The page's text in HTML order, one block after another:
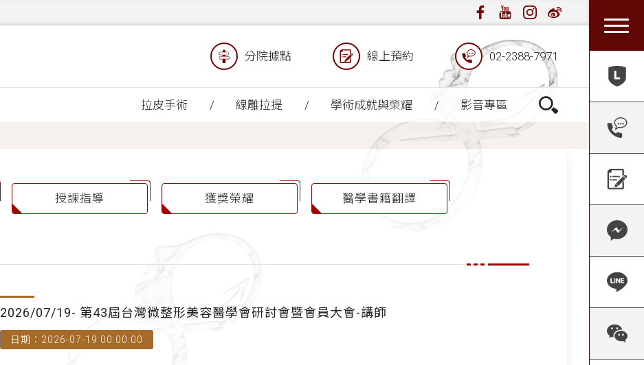
分院據點 線上預約 02-2388-7971
拉皮手術 線雕拉提 學術成就與榮耀 影音專區
授課指導 獲獎榮耀 醫學書籍翻譯
2026/07/19- 第43屆台灣微整形美容醫學會研討會暨會員大會-講師
日期：2026-07-19 00:00:00